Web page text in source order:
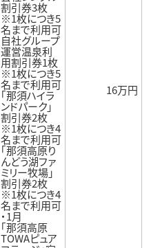
割引券3枚
※1枚につき5
名まで利用可
自社グループ
運営温泉利
用割引券1枚
※1枚につき5
名まで利用可
｢那須ハイラ
ンドパーク｣
割引券2枚
※1枚につき4
名まで利用可
｢那須高原り
んどう湖ファ
ミリー牧場｣
割引券2枚
※1枚につき4
名まで利用可
・1月
｢那須高原
TOWAピュア
16万円